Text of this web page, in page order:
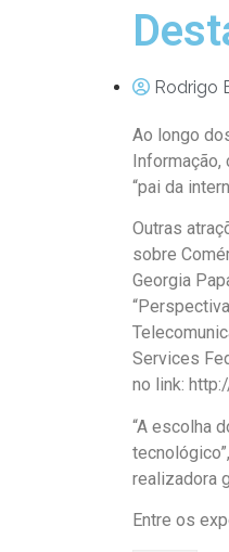
Rodrigo
Ao longo
“pai da
Outras
sobre
Georgia
Services
no link:
“A escolha
realizadora
Entre os